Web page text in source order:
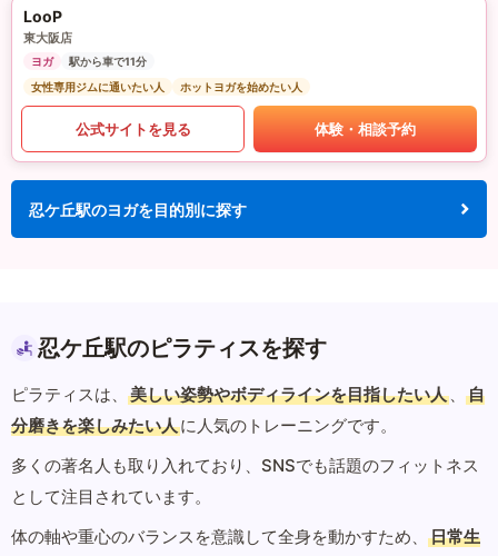
LooP
東大阪店
ヨガ
駅から車で11分
女性専用ジムに通いたい人
ホットヨガを始めたい人
公式サイトを見る 体験・相談予約
忍ケ丘駅のヨガを目的別に探す
忍ケ丘駅のピラティスを探す
ピラティスは、 美しい姿勢やボディラインを目指したい人 、
自
分磨きを楽しみたい人に人気のトレーニングです。
多くの著名人も取り入れており、SNSでも話題のフィットネス
として注目されています。
体の軸や重心のバランスを意識して全身を動かすため、
日常生